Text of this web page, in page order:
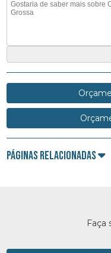
Páginas Relacionadas
Faça